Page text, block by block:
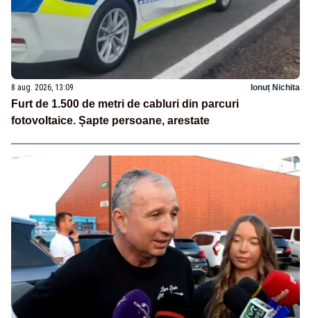
8 aug. 2026, 13:09 Ionuț Nichita
Furt de 1.500 de metri de cabluri din parcuri
fotovoltaice. Șapte persoane, arestate